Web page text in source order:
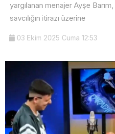
yargılanan menajer Ayşe
savcılığın itirazı üzerine
03 Ekim 2025 Cuma 12:53